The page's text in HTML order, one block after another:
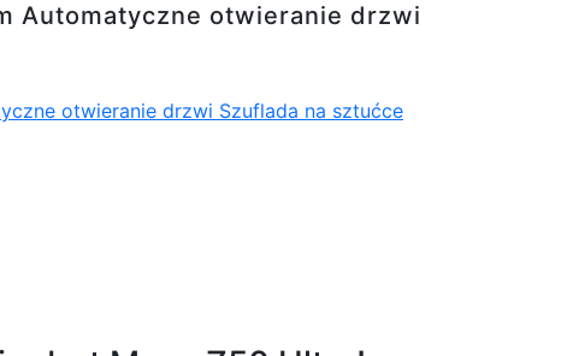
Automatyczne otwieranie drzwi
otwieranie drzwi Szuflada na sztućce